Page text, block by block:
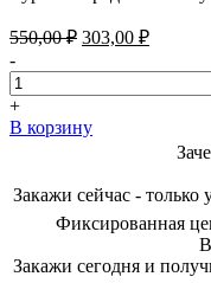
550,00₽ Первоначальная
составляла
550,00 ₽.
303,00 ₽Текущая
303,00
-
+
В корзину
Закажи сейчас -
Фиксированная
Закажи сегодня и